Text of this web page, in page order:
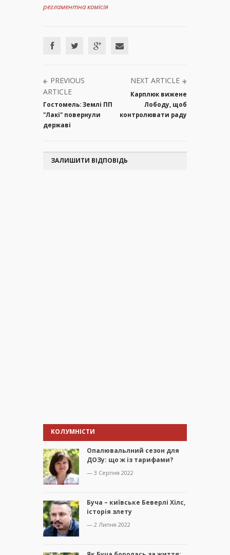
регламентна комісія
PREVIOUS
ARTICLE
Гостомель: Землі ПП
"Лакі" повернули
державі
NEXT ARTICLE
Карплюк вижене
Лободу, щоб
контролювати раду
ЗАЛИШИТИ ВІДПОВІДЬ
КОЛУМНІСТИ
Опалювальлний сезон для
ДОЗу: що ж із тарифами?
— 3 Серпня 2022
Буча – київське Беверлі Хілс,
історія злету
— 2 Липня 2022